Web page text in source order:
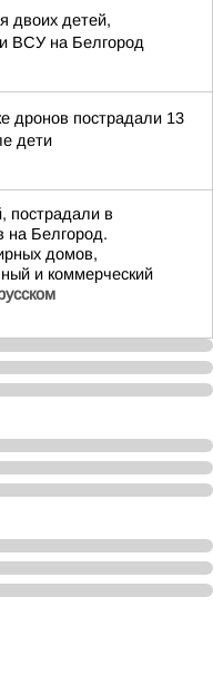
двоих детей,
ВСУ на Белгород
дронов пострадали 13
дети
пострадали в
на Белгород.
домов,
и коммерческий